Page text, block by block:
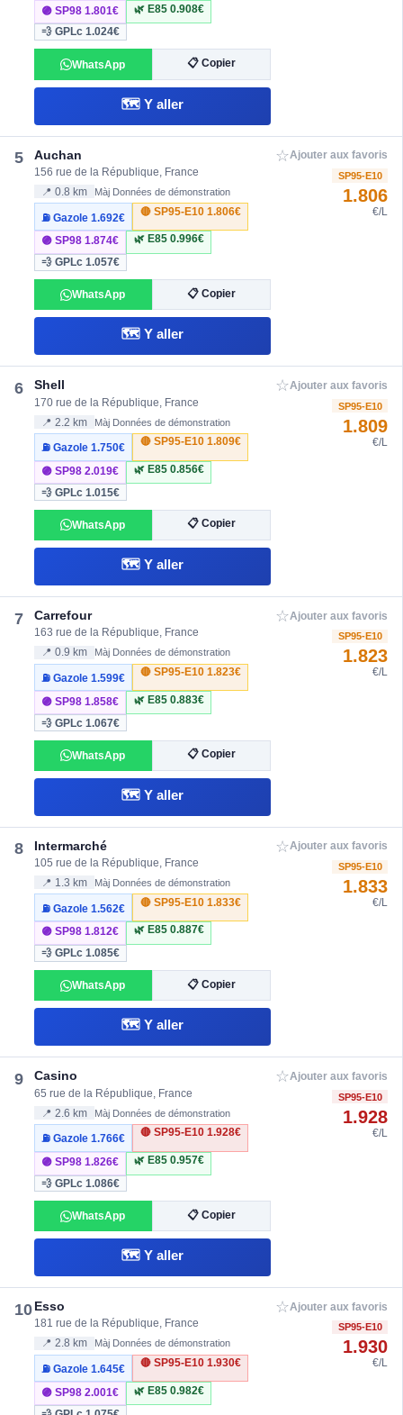
🟣 SP981.801€ 🌿 E85 0.908€
💨 GPLc1.024€
WhatsApp 📋 Copier
🗺️ Y aller
5 Auchan
156 rue de la République, France
📍 0.8 km Màj Données de démonstration
⛽ Gazole1.692€
🔴 SP95-E10 1.806€
🟣 SP981.874€ 🌿 E85 0.996€
💨 GPLc1.057€
WhatsApp 📋 Copier
🗺️ Y aller
☆Ajouter aux favoris
SP95-E10
1.806
€/L
6 Shell
170 rue de la République, France
📍 2.2 km Màj Données de démonstration
⛽ Gazole1.750€
🔴 SP95-E10 1.809€
🟣 SP982.019€ 🌿 E85 0.856€
💨 GPLc1.015€
WhatsApp 📋 Copier
🗺️ Y aller
☆Ajouter aux favoris
SP95-E10
1.809
€/L
7 Carrefour
163 rue de la République, France
📍 0.9 km Màj Données de démonstration
⛽ Gazole1.599€
🔴 SP95-E10 1.823€
🟣 SP981.858€ 🌿 E85 0.883€
💨 GPLc1.067€
WhatsApp 📋 Copier
🗺️ Y aller
☆Ajouter aux favoris
SP95-E10
1.823
€/L
8 Intermarché
105 rue de la République, France
📍 1.3 km Màj Données de démonstration
⛽ Gazole1.562€
🔴 SP95-E10 1.833€
🟣 SP981.812€ 🌿 E85 0.887€
💨 GPLc1.085€
WhatsApp 📋 Copier
🗺️ Y aller
☆Ajouter aux favoris
SP95-E10
1.833
€/L
9 Casino
65 rue de la République, France
📍 2.6 km Màj Données de démonstration
⛽ Gazole1.766€
🔴 SP95-E10 1.928€
🟣 SP981.826€ 🌿 E85 0.957€
💨 GPLc1.086€
WhatsApp 📋 Copier
🗺️ Y aller
☆Ajouter aux favoris
SP95-E10
1.928
€/L
10Esso
181 rue de la République, France
📍 2.8 km Màj Données de démonstration
⛽ Gazole1.645€
🔴 SP95-E10 1.930€
🟣 SP982.001€ 🌿 E85 0.982€
☆Ajouter aux favoris
SP95-E10
1.930
€/L